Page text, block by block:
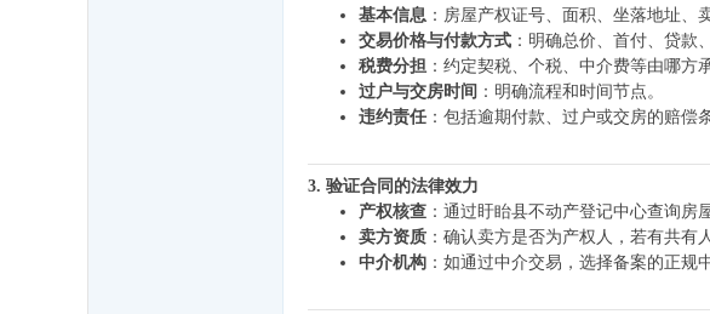
基本信息 ：房屋产权证号、面积、坐落地址、
交易价格与付款方式 ：明确总价、首付、贷款
税费分担 ：约定契税、个税、中介费等由哪方
过户与交房时间 ：明确流程和时间节点。
违约责任 ：包括逾期付款、过户或交房的赔偿
3. 验证合同的法律效力
产权核查 ：通过盱眙县不动产登记中心查询房
卖方资质 ：确认卖方是否为产权人，若有共有
中介机构 ：如通过中介交易，选择备案的正规